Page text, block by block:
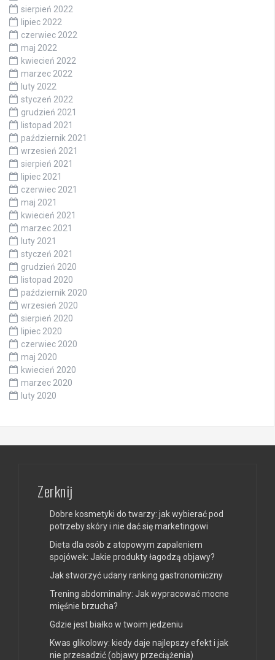
sierpień 2022
lipiec 2022
czerwiec 2022
maj 2022
kwiecień 2022
marzec 2022
luty 2022
styczeń 2022
grudzień 2021
listopad 2021
październik 2021
wrzesień 2021
sierpień 2021
lipiec 2021
czerwiec 2021
maj 2021
kwiecień 2021
marzec 2021
luty 2021
styczeń 2021
grudzień 2020
listopad 2020
październik 2020
wrzesień 2020
sierpień 2020
lipiec 2020
czerwiec 2020
maj 2020
kwiecień 2020
marzec 2020
luty 2020
Zerknij
Dobre kosmetyki do twarzy: jak wybierać pod
potrzeby skóry i nie dać się marketingowi
Dieta dla osób z atopowym zapaleniem
spojówek: Jakie produkty łagodzą objawy?
Jak stworzyć udany ranking gastronomiczny
Trening abdominalny: Jak wypracować mocne
mięśnie brzucha?
Gdzie jest białko w twoim jedzeniu
Kwas glikolowy: kiedy daje najlepszy efekt i jak
nie przesadzić (objawy przeciążenia)